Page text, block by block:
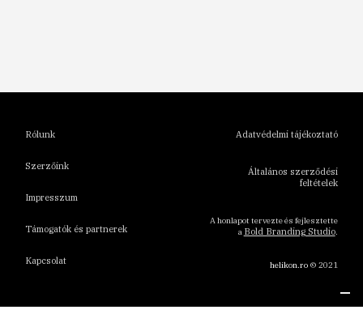
Rólunk
Szerzőink
Impresszum
Támogatók és partnerek
Kapcsolat
Adatvédelmi tájékoztató
Általános szerződési
feltételek
A honlapot tervezte és fejlesztette
a Bold Branding Studio.
helikon.ro© 2021